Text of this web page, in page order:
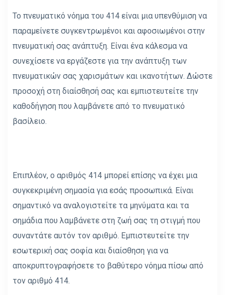
Το πνευματικό νόημα του 414 είναι μια υπενθύμιση να
παραμείνετε συγκεντρωμένοι και αφοσιωμένοι στην
πνευματική σας ανάπτυξη. Είναι ένα κάλεσμα να
συνεχίσετε να εργάζεστε για την ανάπτυξη των
πνευματικών σας χαρισμάτων και ικανοτήτων. Δώστε
προσοχή στη διαίσθησή σας και εμπιστευτείτε την
καθοδήγηση που λαμβάνετε από το πνευματικό
βασίλειο.
Επιπλέον, ο αριθμός 414 μπορεί επίσης να έχει μια
συγκεκριμένη σημασία για εσάς προσωπικά. Είναι
σημαντικό να αναλογιστείτε τα μηνύματα και τα
σημάδια που λαμβάνετε στη ζωή σας τη στιγμή που
συναντάτε αυτόν τον αριθμό. Εμπιστευτείτε την
εσωτερική σας σοφία και διαίσθηση για να
αποκρυπτογραφήσετε το βαθύτερο νόημα πίσω από
τον αριθμό 414.